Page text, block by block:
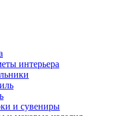
интерьера
и сувениры